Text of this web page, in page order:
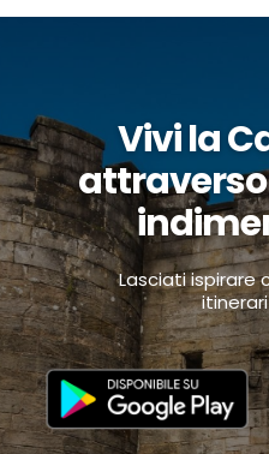
Vivi la
attraverso
Lasciati ispirare